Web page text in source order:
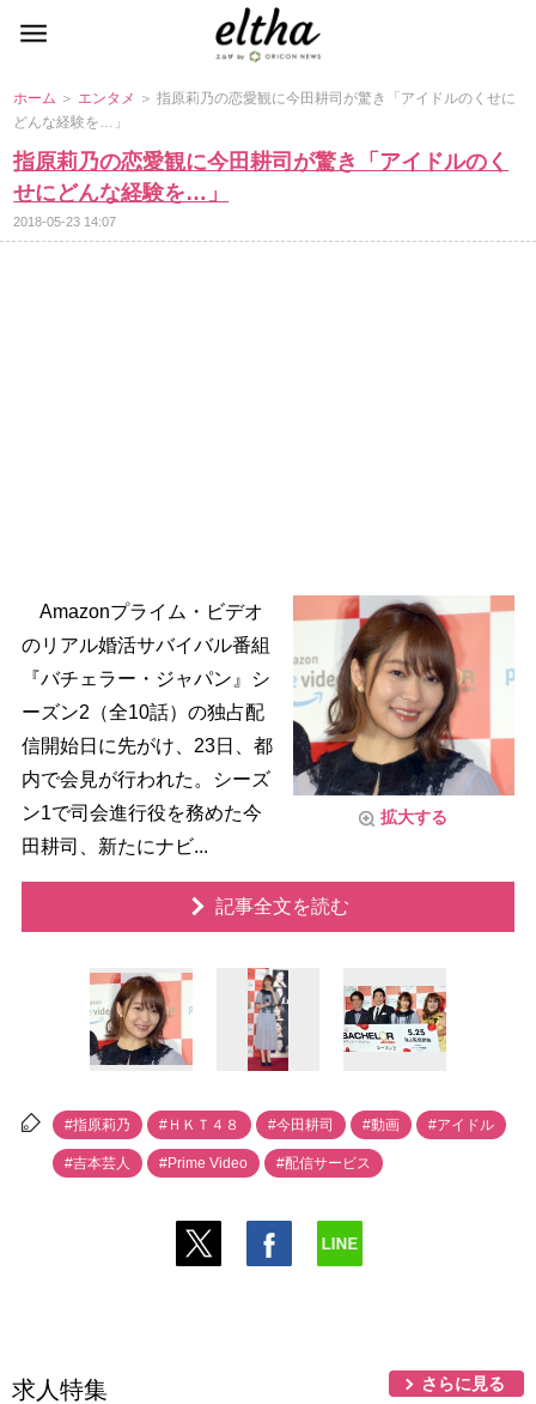
ホーム ＞ エンタメ ＞ 指原莉乃の恋愛観に今田耕司が驚き「アイドルのくせに
どんな経験を…」
指原莉乃の恋愛観に今田耕司が驚き「アイドルのく
せにどんな経験を…」
2018-05-23 14:07
拡大する
Amazonプライム・ビデオ
のリアル婚活サバイバル番組
『バチェラー・ジャパン』シ
ーズン2（全10話）の独占配
信開始日に先がけ、23日、都
内で会見が行われた。シーズ
ン1で司会進行役を務めた今
田耕司、新たにナビ...
記事全文を読む
#指原莉乃 #ＨＫＴ４８ #今田耕司 #動画 #アイドル
#吉本芸人 #Prime Video #配信サービス
求人特集 さらに見る